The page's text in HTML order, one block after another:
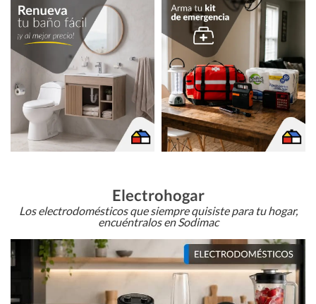
Electrohogar
Los electrodomésticos que siempre quisiste para tu hogar,
encuéntralos en Sodimac